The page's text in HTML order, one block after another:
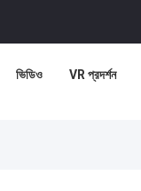
ভিডিও VR প্রদর্শন